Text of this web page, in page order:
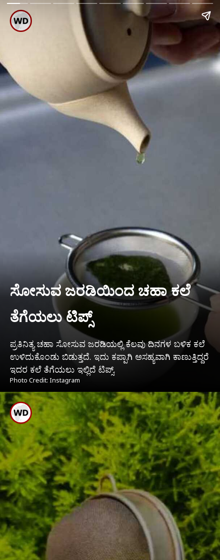
ಸೋಸುವ ಜರಡಿಯಿಂದ ಚಹಾ ಕಲೆ
ತೆಗೆಯಲು ಟಿಪ್ಸ್
ಪ್ರತಿನಿತ್ಯ ಚಹಾ ಸೋಸುವ ಜರಡಿಯಲ್ಲಿ ಕೆಲವು ದಿನಗಳ ಬಳಿಕ ಕಲೆ
ಉಳಿದುಕೊಂಡು ಬಿಡುತ್ತದೆ. ಇದು ಕಪ್ಪಾಗಿ ಅಸಹ್ಯವಾಗಿ ಕಾಣುತ್ತಿದ್ದರೆ
ಇದರ ಕಲೆ ತೆಗೆಯಲು ಇಲ್ಲಿದೆ ಟಿಪ್ಸ್.
Photo Credit: Instagram